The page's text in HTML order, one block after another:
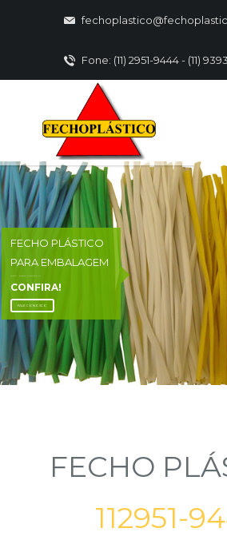
Fone: (11) 2951-9444 - (11)
FECHO PLÁSTICO
PARA EMBALAGEM
CONFIRA!
FALE CONOSCO
FECHO
112951-